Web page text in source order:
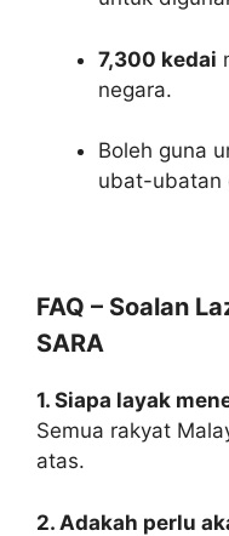
7,300 kedai
negara.
Boleh guna
ubat-ubatan
FAQ – Soalan
SARA
1. Siapa layak
Semua rakyat
atas.
2. Adakah perlu